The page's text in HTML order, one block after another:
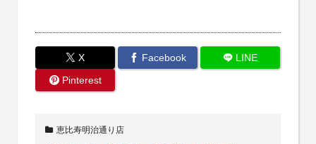
X Facebook
LINE
Pinterest
恵比寿明治通り店